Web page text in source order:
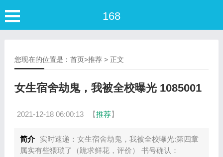
168
您现在的位置是： 首页>推荐> 正文
女生宿舍劫鬼，我被全校曝光 1085001
2021-12-18 06:00:13 【推荐】
简介
实时速递：女生宿舍劫鬼，我被全校曝光:第四章
属实有些猥琐了（跪求鲜花，评价） 书号确认：